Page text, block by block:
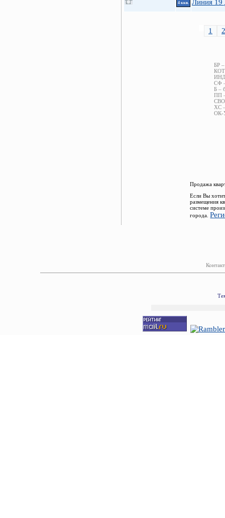
4 ккв. Линия 19
1 2
БР
КОТ
ИНД
СФ
Б –
ПП
ХС
ОК-
Продажа
Если Вы
размещения
системе
города.